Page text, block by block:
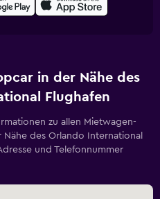
in der Nähe des
Flughafen
zu allen Mietwagen-
des Orlando International
und Telefonnummer